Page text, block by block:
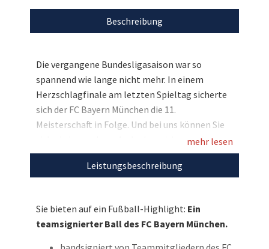
Beschreibung
Die vergangene Bundesligasaison war so
spannend wie lange nicht mehr. In einem
Herzschlagfinale am letzten Spieltag sicherte
sich der FC Bayern München die 11.
Meisterschaft in Folge. Und bei uns können Sie
sich ein besonderes Andenken sichern, wir
versteigern einen teamsignierten Fußball in
dunkelrot. Bieten Sie mit und unterstützen Sie
Entdecken Sie bei uns auch weitere
einzigartige Auktionenfür den guten Zweck!
mehr lesen
Leistungsbeschreibung
Sie bieten auf ein Fußball-Highlight: Ein
teamsignierter Ball des FC Bayern München.